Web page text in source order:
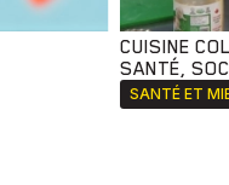
CUISINE
SANTÉ,
SANTÉ ET